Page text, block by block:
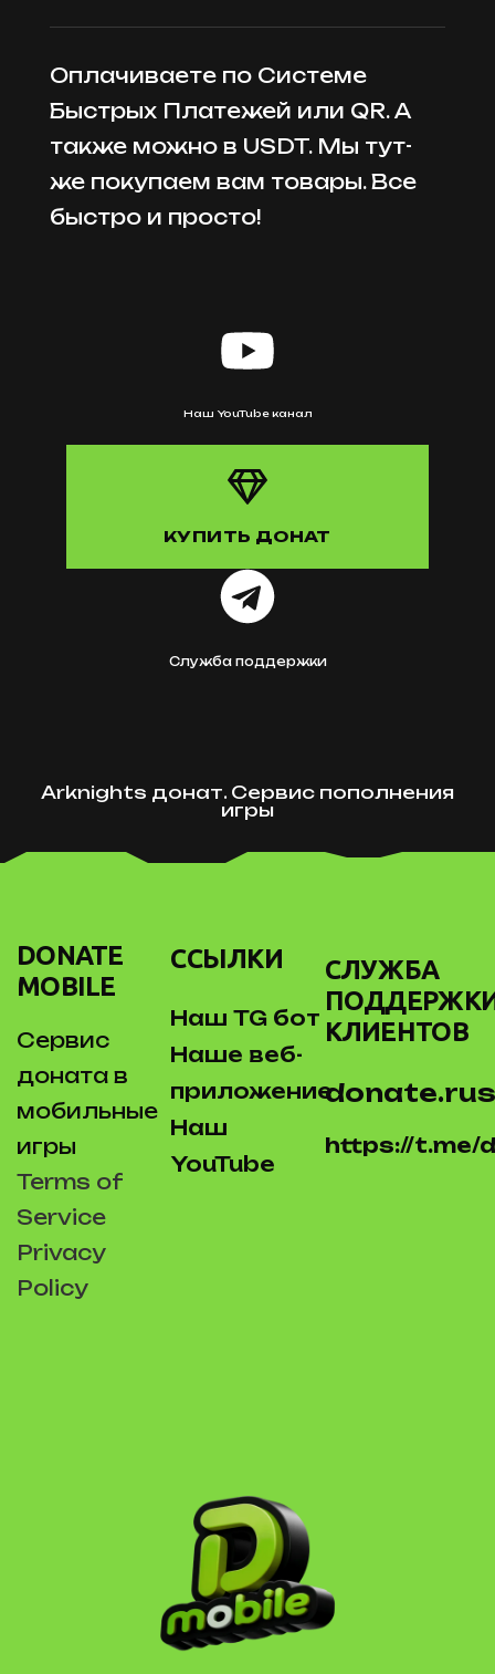
Оплачиваете по Системе
Быстрых Платежей или QR. А
также можно в USDT. Мы тут-
же покупаем вам товары. Все
быстро и просто!
Наш YouTube канал
КУПИТЬ ДОНАТ
Служба поддержки
Arknights донат. Сервис пополнения
игры
DONATE
MOBILE
Сервис
доната в
мобильные
игры
Terms of
Service
Privacy
Policy
ССЫЛКИ
Наш TG бот
Наше веб-
приложение
Наш
YouTube
СЛУЖБА
КЛИЕНТОВ
https://t.me/